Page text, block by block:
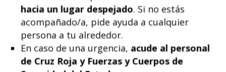
hacia un lugar despejado. Si no estás
acompañado/a, pide ayuda a cualquier
persona a tu alrededor.
En caso de una urgencia, acude al personal
de Cruz Roja y Fuerzas y Cuerpos de